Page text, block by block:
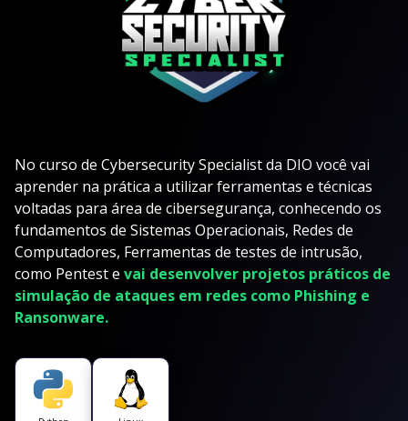
No curso de Cybersecurity Specialist da DIO você vai
aprender na prática a utilizar ferramentas e técnicas
voltadas para área de cibersegurança, conhecendo os
fundamentos de Sistemas Operacionais, Redes de
Computadores, Ferramentas de testes de intrusão,
como Pentest e vai desenvolver projetos práticos de
simulação de ataques em redes como Phishing e
Ransonware.